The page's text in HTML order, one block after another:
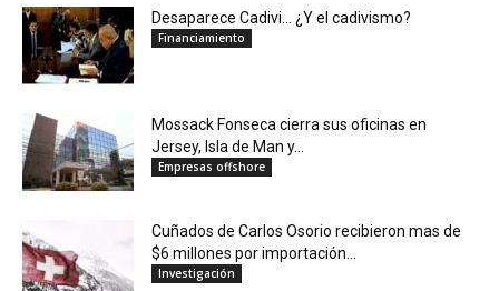
Desaparece Cadivi… ¿Y el cadivismo?
Financiamiento
Mossack Fonseca cierra sus oficinas en
Jersey, Isla de Man y...
Empresas offshore
Cuñados de Carlos Osorio recibieron mas de
$6 millones por importación...
Investigación